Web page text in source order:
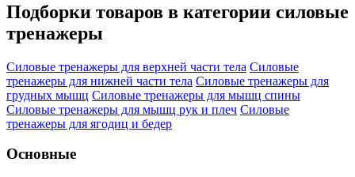
Подборки товаров в категории силовые
тренажеры
Силовые тренажеры для верхней части тела Силовые
тренажеры для нижней части тела Силовые тренажеры для
грудных мышц Силовые тренажеры для мышц спины
Силовые тренажеры для мышц рук и плеч Силовые
тренажеры для ягодиц и бедер
Основные